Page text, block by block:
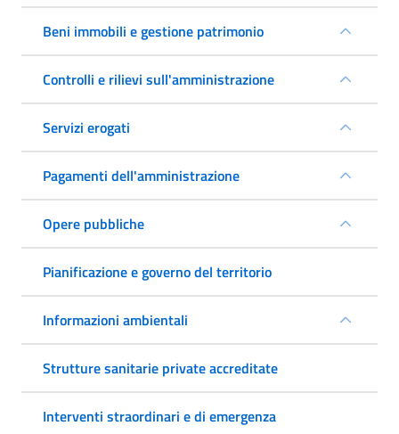
Beni immobili e gestione patrimonio
Controlli e rilievi sull'amministrazione
Servizi erogati
Pagamenti dell'amministrazione
Opere pubbliche
Pianificazione e governo del territorio
Informazioni ambientali
Strutture sanitarie private accreditate
Interventi straordinari e di emergenza